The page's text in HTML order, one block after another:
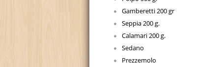
Gamberetti 200 gr
Seppia 200 g.
Calamari 200 g.
Sedano
Prezzemolo